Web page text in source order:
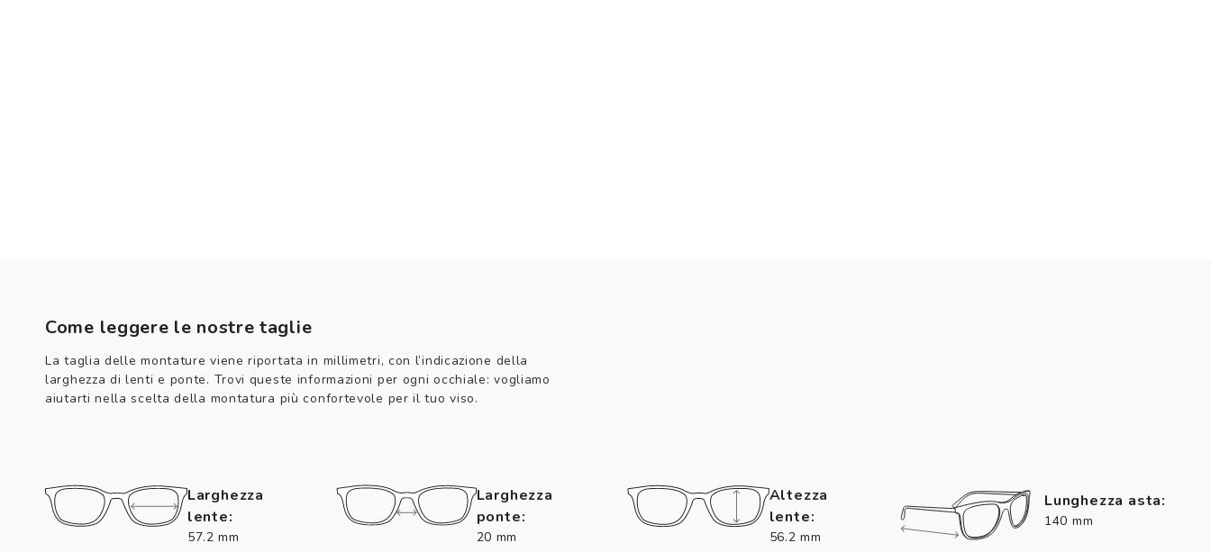
Come leggere le nostre taglie
La taglia delle montature viene riportata in millimetri, con l’indicazione della
larghezza di lenti e ponte. Trovi queste informazioni per ogni occhiale: vogliamo
aiutarti nella scelta della montatura più confortevole per il tuo viso.
Larghezza
lente:
57.2 mm
Larghezza
ponte:
20 mm
Altezza
lente:
56.2 mm
Lunghezza asta:
140 mm